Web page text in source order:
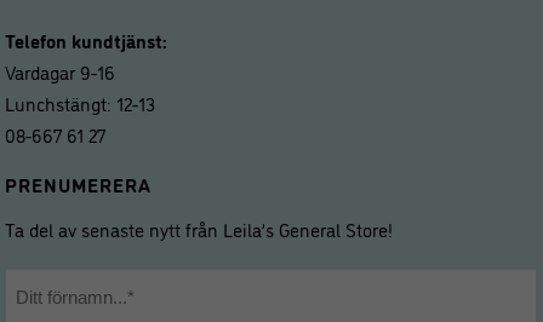
Telefon kundtjänst:
Vardagar 9-16
Lunchstängt: 12-13
08-667 61 27
PRENUMERERA
Ta del av senaste nytt från Leila’s General Store!